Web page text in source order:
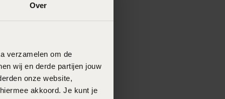
Over
verzamelen om de
wij en derde partijen jouw
onze website,
akkoord. Je kunt je